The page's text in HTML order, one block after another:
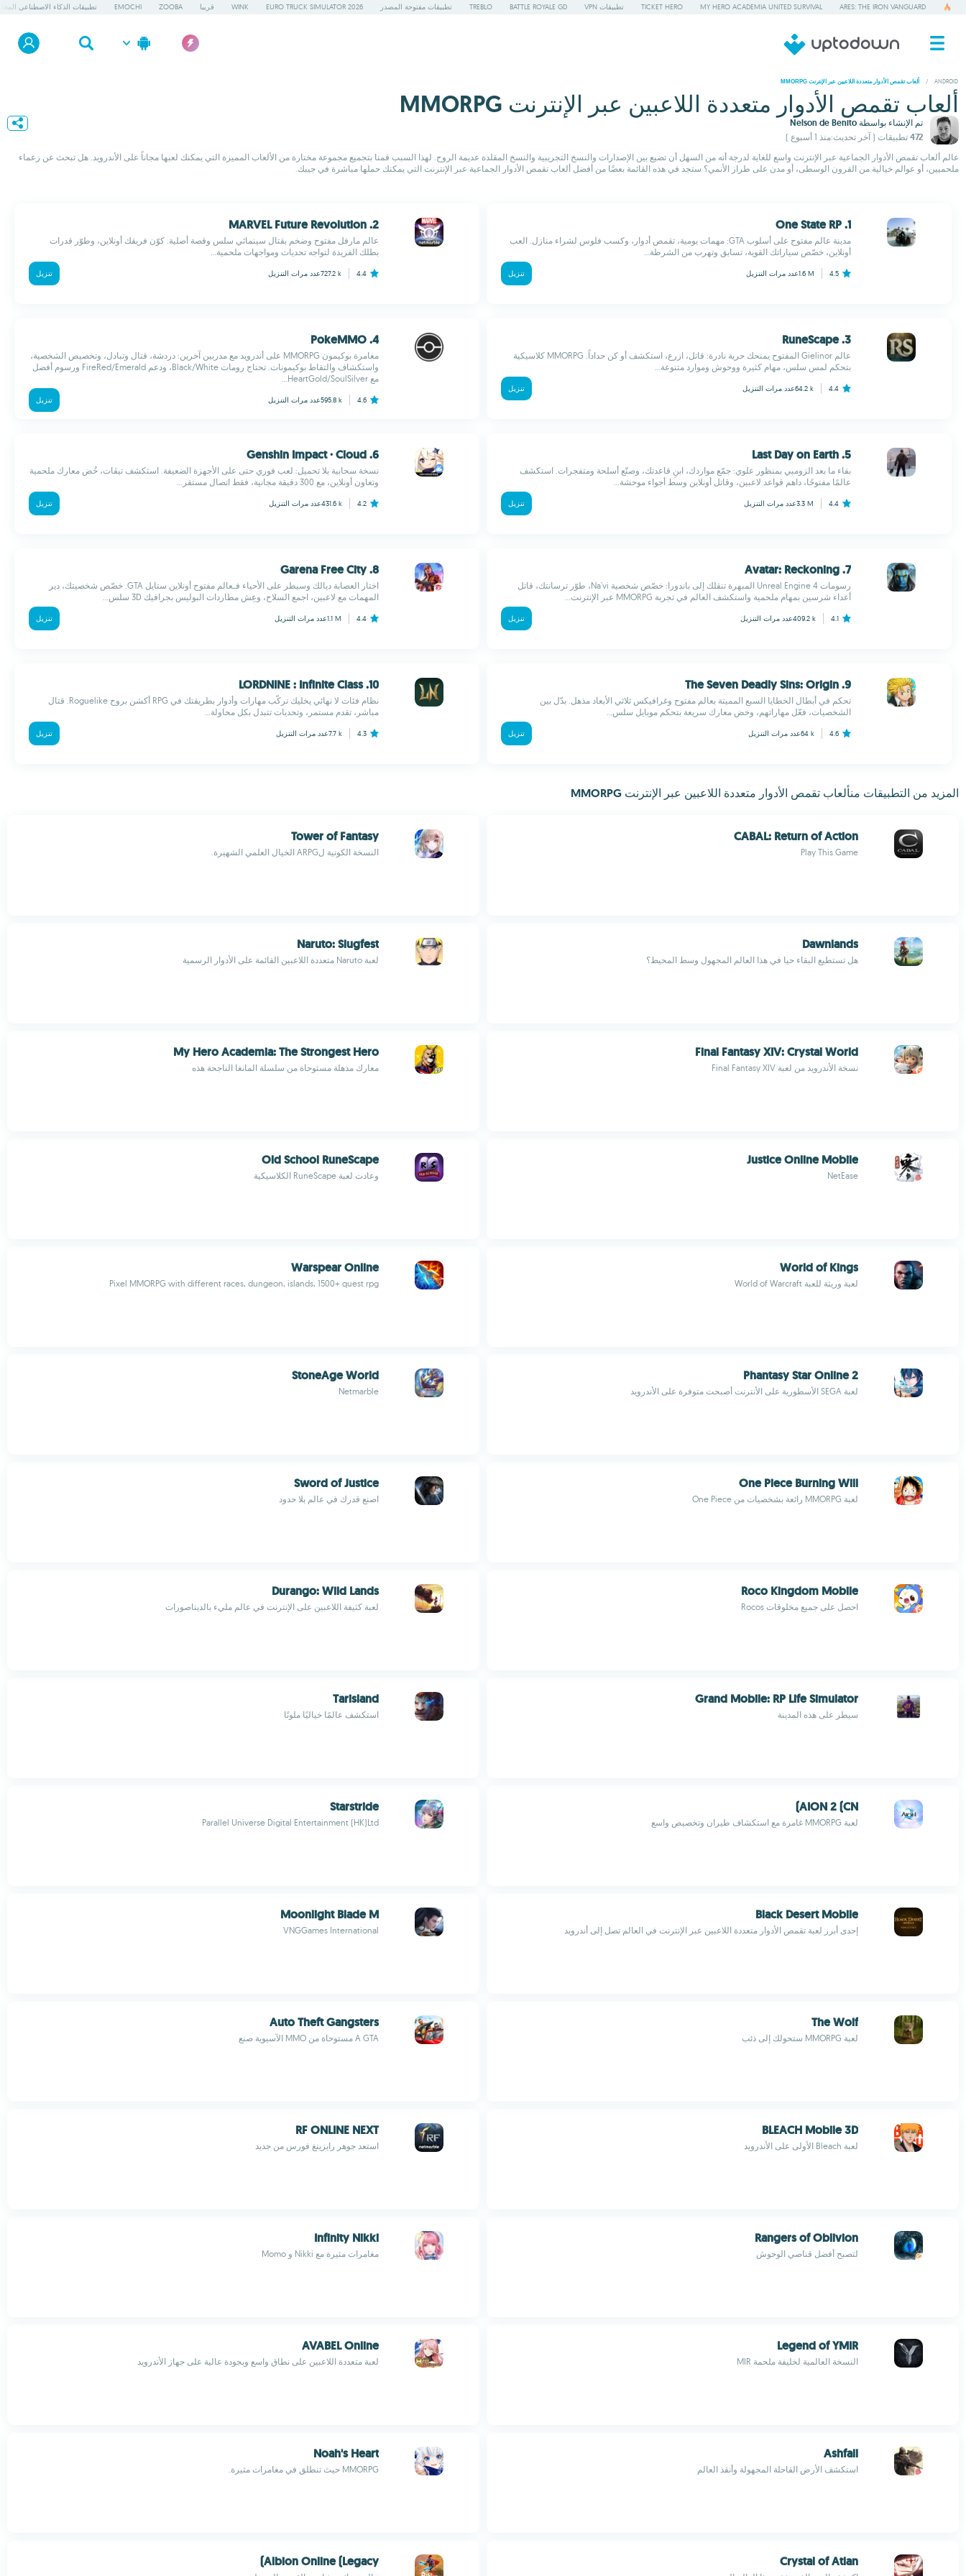
ARES: THE IRON VANGUARD
MY HERO ACADEMIA UNITED SURVIVAL
TICKET HERO تطبيقات VPN BATTLE ROYALE GD
TREBLO تطبيقات مفتوحة المصدر EURO TRUCK SIMULATOR 2026
WINK قريبا ZOOBA
EMOCHI تطبيقات الذكاء الاصطناعي
ANDROID
/ ألعاب تقمص الأدوار متعددة اللاعبين عبر الإنترنت MMORPG
ألعاب تقمص الأدوار متعددة اللاعبين عبر الإنترنت MMORPG
تم الإنشاء بواسطة Nelson de Benito
472 تطبيقات
( آخر تحديث:منذ 1 أسبوع )
عالم ألعاب تقمص الأدوار الجماعية عبر الإنترنت واسع للغاية لدرجة أنه من السهل أن تضيع بين الإصدارات والنسخ التجريبية والنسخ المقلدة عديمة الروح. لهذا السبب قمنا بتجميع مجموعة مختارة من الألعاب المميزة التي يمكنك لعبها مجاناً على الأندرويد. هل تبحث عن زعماء
ملحميين، أو عوالم خيالية من القرون الوسطى، أو مدن على طراز الأنمي؟ ستجد في هذه القائمة بعضًا من أفضل ألعاب تقمص الأدوار الجماعية عبر الإنترنت التي يمكنك حملها مباشرة في جيبك.
1. One State RP
مدينة عالم مفتوح على أسلوب GTA: مهمات يومية، تقمص أدوار، وكسب فلوس لشراء منازل. العب
أونلاين، خصّص سياراتك القوية، تسابق وتهرب من الشرطة...
4.5
1.6 Mعدد مرات التنزيل تنزيل
2. MARVEL Future Revolution
عالم مارفل مفتوح وضخم بقتال سينمائي سلس وقصة أصلية. كوّن فريقك أونلاين، وطوّر قدرات
بطلك الفريدة لتواجه تحديات ومواجهات ملحمية...
4.4
727.2 kعدد مرات التنزيل تنزيل
3. RuneScape
عالم Gielinor المفتوح يمنحك حرية نادرة: قاتل، ازرع، استكشف أو كن حداداً. MMORPG كلاسيكية
بتحكم لمس سلس، مهام كثيرة ووحوش وموارد متنوعة...
4.4
64.2 kعدد مرات التنزيل تنزيل
4. PokeMMO
مغامرة بوكيمون MMORPG على أندرويد مع مدربين آخرين: دردشة، قتال وتبادل، وتخصيص الشخصية،
واستكشاف والتقاط بوكيمونات. تحتاج رومات Black/White، ودعم FireRed/Emerald ورسوم أفضل
مع HeartGold/SoulSilver...
4.6
595.8 kعدد مرات التنزيل تنزيل
5. Last Day on Earth
بقاء ما بعد الزومبي بمنظور علوي: جمّع مواردك، ابنِ قاعدتك، وصنّع أسلحة ومتفجرات. استكشف
عالمًا مفتوحًا، داهم قواعد لاعبين، وقاتل أونلاين وسط أجواء موحشة...
4.4
3.3 Mعدد مرات التنزيل تنزيل
6. Genshin Impact · Cloud
نسخة سحابية بلا تحميل: لعب فوري حتى على الأجهزة الضعيفة. استكشف تيڤات، خُض معارك ملحمية
وتعاون أونلاين، مع 300 دقيقة مجانية، فقط اتصال مستقر...
4.2
431.6 kعدد مرات التنزيل تنزيل
7. Avatar: Reckoning
رسومات Unreal Engine 4 المبهرة تنقلك إلى باندورا: خصّص شخصية Na'vi، طوّر ترسانتك، قاتل
أعداء شرسين بمهام ملحمية واستكشف العالم في تجربة MMORPG عبر الإنترنت...
4.1
409.2 kعدد مرات التنزيل تنزيل
8. Garena Free City
اختار العصابة ديالك وسيطر على الأحياء فـعالم مفتوح أونلاين ستايل GTA. خصّص شخصيتك، دير
المهمات مع لاعبين، اجمع السلاح، وعِش مطاردات البوليس بجرافيك 3D سلس...
4.4
1.1 Mعدد مرات التنزيل تنزيل
9. The Seven Deadly Sins: Origin
تحكم في أبطال الخطايا السبع المميتة بعالم مفتوح وغرافيكس ثلاثي الأبعاد مذهل. بدّل بين
الشخصيات، فعّل مهاراتهم، وخض معارك سريعة بتحكم موبايل سلس...
4.6
64 kعدد مرات التنزيل تنزيل
10. LORDNINE : Infinite Class
نظام فئات لا نهائي يخليك تركّب مهارات وأدوار بطريقتك في RPG أكشن بروح Roguelike. قتال
مباشر، تقدم مستمر، وتحديات تتبدل بكل محاولة...
4.3
7.7 kعدد مرات التنزيل تنزيل
المزيد من التطبيقات منألعاب تقمص الأدوار متعددة اللاعبين عبر الإنترنت MMORPG
CABAL: Return of Action
Play This Game
Tower of Fantasy
النسخة الكونية لARPG الخيال العلمي الشهيرة.
Dawnlands
هل تستطيع البقاء حيا في هذا العالم المجهول وسط المحيط؟
Naruto: Slugfest
لعبة Naruto متعددة اللاعبين القائمة على الأدوار الرسمية
Final Fantasy XIV: Crystal World
نسخة الأندرويد من لعبة Final Fantasy XIV
My Hero Academia: The Strongest Hero
معارك مذهلة مستوحاة من سلسلة المانغا الناجحة هذه
Justice Online Mobile
NetEase
Old School RuneScape
وعادت لعبة RuneScape الكلاسيكية
World of Kings
لعبة وريثة للعبة World of Warcraft
Warspear Online
Pixel MMORPG with different races, dungeon, islands, 1500+ quest rpg
Phantasy Star Online 2
لعبة SEGA الأسطورية على الأنترنت أصبحت متوفرة على الأندرويد
StoneAge World
Netmarble
One Piece Burning Will
لعبة MMORPG رائعة بشخصيات من One Piece
Sword of Justice
اصنع قدرك في عالم بلا حدود
Roco Kingdom Mobile
احصل على جميع مخلوقات Rocos
Durango: Wild Lands
لعبة كثيفة اللاعبين على الإنترنت في عالم مليء بالديناصورات
Grand Mobile: RP Life Simulator
سيطر على هذه المدينة
Tarisland
استكشف عالمًا خياليًا ملونًا
AION 2 (CN)
لعبة MMORPG غامرة مع استكشاف طيران وتخصيص واسع
Starstride
Parallel Universe Digital Entertainment (HK)Ltd
Black Desert Mobile
إحدى أبرز لعبة تقمص الأدوار متعددة اللاعبين عبر الإنترنت في العالم تصل إلى أندرويد
Moonlight Blade M
VNGGames International
The Wolf
لعبة MMORPG ستحولك إلى ذئب
Auto Theft Gangsters
A GTA مستوحاة من MMO الآسيوية صنع
BLEACH Mobile 3D
لعبة Bleach الأولى على الأندرويد
RF ONLINE NEXT
استعد جوهر رايزينغ فورس من جديد
Rangers of Oblivion
لتصبح أفضل قناصي الوحوش
Infinity Nikki
مغامرات مثيرة مع Nikki و Momo
Legend of YMIR
النسخة العالمية لخليفة ملحمة MIR
AVABEL Online
لعبة متعددة اللاعبين على نطاق واسع وبجودة عالية على جهاز الأندرويد
Ashfall
استكشف الأرض القاحلة المجهولة وأنقذ العالم
Noah's Heart
MMORPG حيث تنطلق في مغامرات مثيرة.
Crystal of Atlan
Albion Online (Legacy)